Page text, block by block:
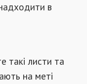
в
такі листи та
на меті